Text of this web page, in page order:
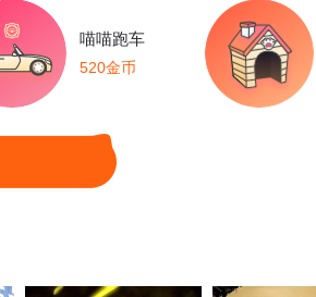
喵喵跑车
520金币